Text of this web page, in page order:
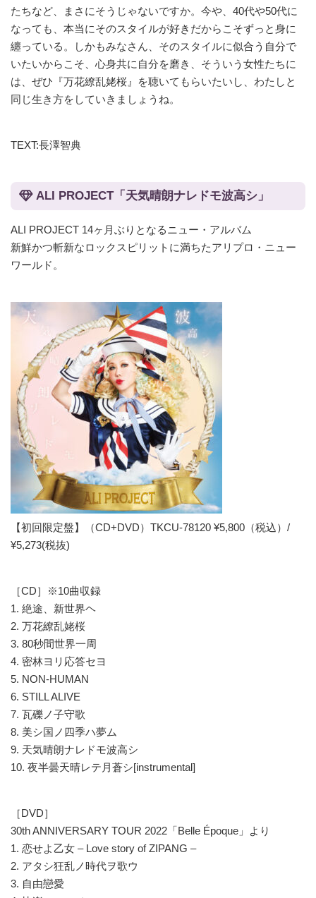
たちなど、まさにそうじゃないですか。今や、40代や50代に
なっても、本当にそのスタイルが好きだからこそずっと身に
纏っている。しかもみなさん、そのスタイルに似合う自分で
いたいからこそ、心身共に自分を磨き、そういう女性たちに
は、ぜひ『万花繚乱姥桜』を聴いてもらいたいし、わたしと
同じ生き方をしていきましょうね。
TEXT:長澤智典
ALI PROJECT「天気晴朗ナレドモ波高シ」
ALI PROJECT 14ヶ月ぶりとなるニュー・アルバム
新鮮かつ斬新なロックスピリットに満ちたアリプロ・ニュー
ワールド。
【初回限定盤】（CD+DVD）TKCU-78120 ¥5,800（税込）/
¥5,273(税抜)
［CD］※10曲収録
1. 絶途、新世界ヘ
2. 万花繚乱姥桜
3. 80秒間世界一周
4. 密林ヨリ応答セヨ
5. NON-HUMAN
6. STILL ALIVE
7. 瓦礫ノ子守歌
8. 美シ国ノ四季ハ夢ム
9. 天気晴朗ナレドモ波高シ
10. 夜半曇天晴レテ月蒼シ[instrumental]
［DVD］
30th ANNIVERSARY TOUR 2022「Belle Époque」より
1. 恋せよ乙女 – Love story of ZIPANG –
2. アタシ狂乱ノ時代ヲ歌ウ
3. 自由戀愛